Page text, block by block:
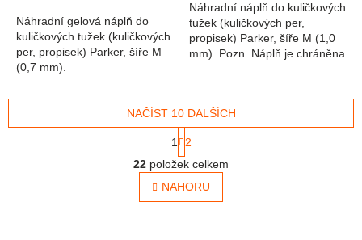
Náhradní gelová náplň do
kuličkových tužek (kuličkových
per, propisek) Parker, šíře M
(0,7 mm).
Náhradní náplň do kuličkových
tužek (kuličkových per,
propisek) Parker, šíře M (1,0
mm). Pozn. Náplň je chráněna
Ovládací prvky výpisu
NAČÍST 10 DALŠÍCH
1
2
22 položek celkem
NAHORU